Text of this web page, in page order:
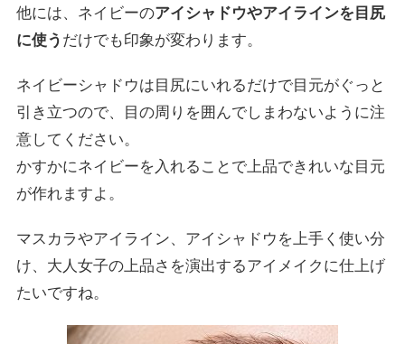
他には、ネイビーのアイシャドウやアイラインを目尻
に使う だけでも印象が変わります。
ネイビーシャドウは目尻にいれるだけで目元がぐっと
引き立つので、目の周りを囲んでしまわないように注
意してください。
かすかにネイビーを入れることで上品できれいな目元
が作れますよ。
マスカラやアイライン、アイシャドウを上手く使い分
け、大人女子の上品さを演出するアイメイクに仕上げ
たいですね。